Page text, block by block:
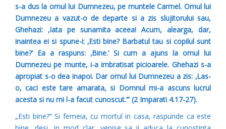
s-a dus la omul lui Dumnezeu, pe muntele Carmel. Omul lui
Dumnezeu a vazut-o de departe si a zis slujitorului sau,
Ghehazi: ‚Iata pe sunamita aceea! Acum, alearga, dar,
inaintea ei si spune-i: ‚Esti bine? Barbatul tau si copilul sunt
bine?’ Ea a raspuns: ‚Bine.’ Si cum a ajuns la omul lui
Dumnezeu pe munte, i-a imbratisat picioarele. Ghehazi s-a
apropiat s-o dea inapoi. Dar omul lui Dumnezeu a zis: ‚Las-
o, caci este tare amarata, si Domnul mi-a ascuns lucrul
acesta si nu mi l-a facut cunoscut.’” (2 Imparati 4.17-27).
„Esti bine?” Si femeia, cu mortul in casa, raspunde ca este